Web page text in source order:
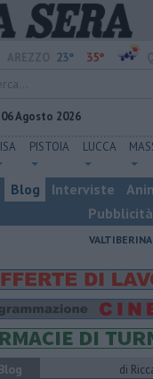
23° 35°
06 Agosto 2026
PISTOIA LUCCA
Blog Interviste
Pubblicità
VALTIBERINA
di